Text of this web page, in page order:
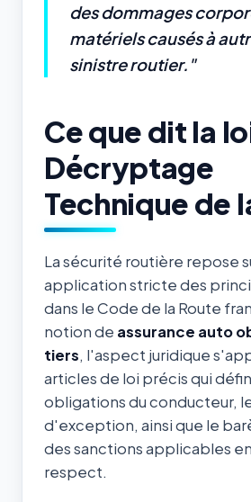
des dommages
matériels causés à
sinistre routier."
Ce que dit la
Décryptage
Technique de
La sécurité routière repose
application stricte des
dans le Code de la Route
notion de assurance auto
tiers, l'aspect juridique
articles de loi précis qui
obligations du conducteur,
d'exception, ainsi que le
des sanctions applicables
respect.